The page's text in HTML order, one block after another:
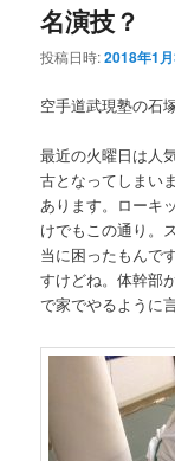
コ
ン
ツ
へ
ン
ツ
へ
移
名演技？
投稿日時:2018年1
空手道武現塾の石
最近の火曜日は人
古となってしまい
あります。ローキ
けでもこの通り。
当に困ったもんで
すけどね。体幹部
で家でやるように